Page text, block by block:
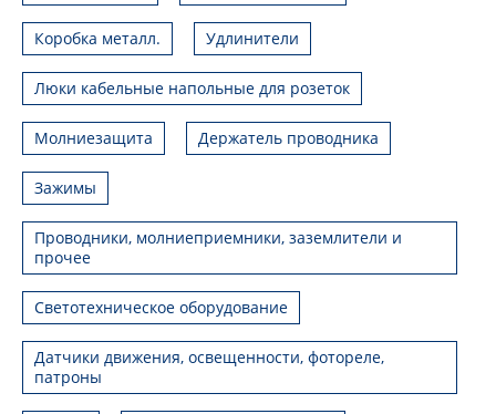
Коробка металл. Удлинители
Люки кабельные напольные для розеток
Молниезащита Держатель проводника
Зажимы
Проводники, молниеприемники, заземлители и
прочее
Светотехническое оборудование
Датчики движения, освещенности, фотореле,
патроны